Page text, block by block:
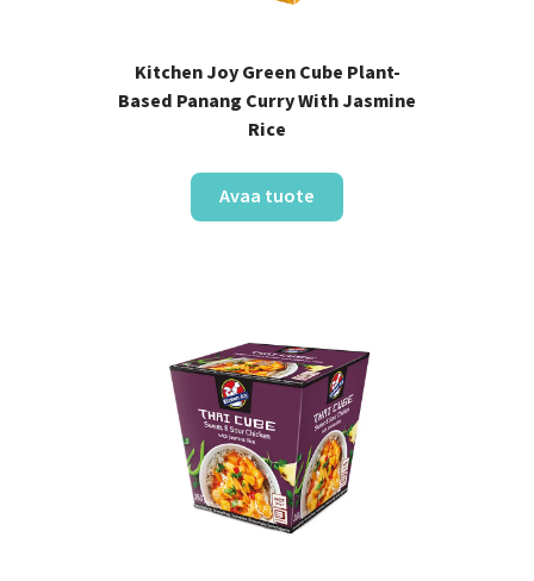
Kitchen Joy Green Cube Plant-
Based Panang Curry With Jasmine
Rice
Avaa tuote